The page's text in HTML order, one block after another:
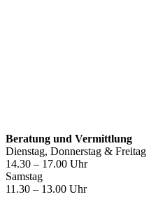
Beratung und Vermittlung
Dienstag, Donnerstag & Freitag
14.30 – 17.00 Uhr
Samstag
11.30 – 13.00 Uhr